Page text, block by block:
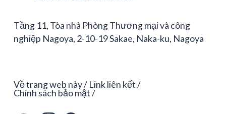
Tầng 11, Tòa nhà Phòng Thương mại và công
nghiệp Nagoya, 2-10-19 Sakae, Naka-ku, Nagoya
Về trang web này Link liên kết
Chính sách bảo mật